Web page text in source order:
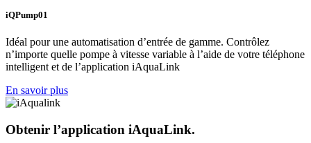
iQPump01
Idéal pour une automatisation d’entrée de gamme. Contrôlez
n’importe quelle pompe à vitesse variable à l’aide de votre téléphone
intelligent et de l’application iAquaLink
En savoir plus
Obtenir l’application iAquaLink.